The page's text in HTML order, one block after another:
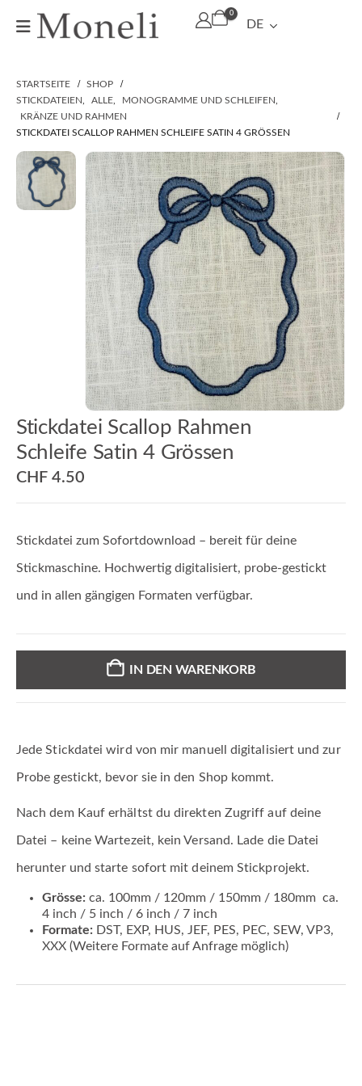
0
DE
STARTSEITE
SHOP
STICKDATEIEN
ALLE MONOGRAMME UND SCHLEIFEN
KRÄNZE UND RAHMEN
STICKDATEI SCALLOP RAHMEN SCHLEIFE SATIN 4 GRÖSSEN
Stickdatei Scallop Rahmen
Schleife Satin 4 Grössen
CHF 4.50
Stickdatei zum Sofortdownload – bereit für deine
Stickmaschine. Hochwertig digitalisiert, probe-gestickt
und in allen gängigen Formaten verfügbar.
IN DEN WARENKORB
Jede Stickdatei wird von mir manuell digitalisiert und zur
Probe gestickt, bevor sie in den Shop kommt.
Nach dem Kauf erhältst du direkten Zugriff auf deine
Datei – keine Wartezeit, kein Versand. Lade die Datei
herunter und starte sofort mit deinem Stickprojekt.
Grösse: ca. 100mm / 120mm / 150mm / 180mm ca.
4 inch / 5 inch / 6 inch / 7 inch
Formate: DST, EXP, HUS, JEF, PES, PEC, SEW, VP3,
XXX (Weitere Formate auf Anfrage möglich)